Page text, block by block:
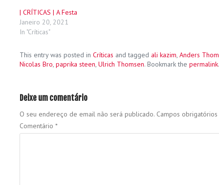
| CRÍTICAS | A Festa
Janeiro 20, 2021
In "Críticas"
This entry was posted in Críticas and tagged ali kazim, Anders
Nicolas Bro, paprika steen, Ulrich Thomsen. Bookmark the permalink.
Deixe um comentário
O seu endereço de email não será publicado. Campos
Comentário *